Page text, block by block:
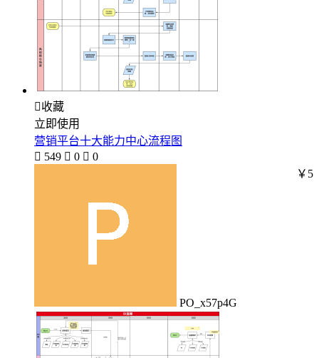
收藏
立即使用
营销平台十大能力中心流程图
 549  0  0
PO_x57p4G
￥5